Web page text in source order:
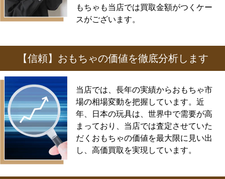
もちゃも当店では買取金額がつくケー
スがございます。
【信頼】おもちゃの価値を徹底分析します
当店では、長年の実績からおもちゃ市
場の相場変動を把握しています。近
年、日本の玩具は、世界中で需要が高
まっており、当店では査定させていた
だくおもちゃの価値を最大限に見い出
し、高価買取を実現しています。